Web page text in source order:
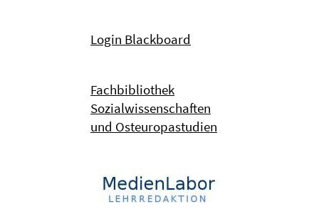
Login Blackboard
Fachbibliothek
Sozialwissenschaften
und Osteuropastudien